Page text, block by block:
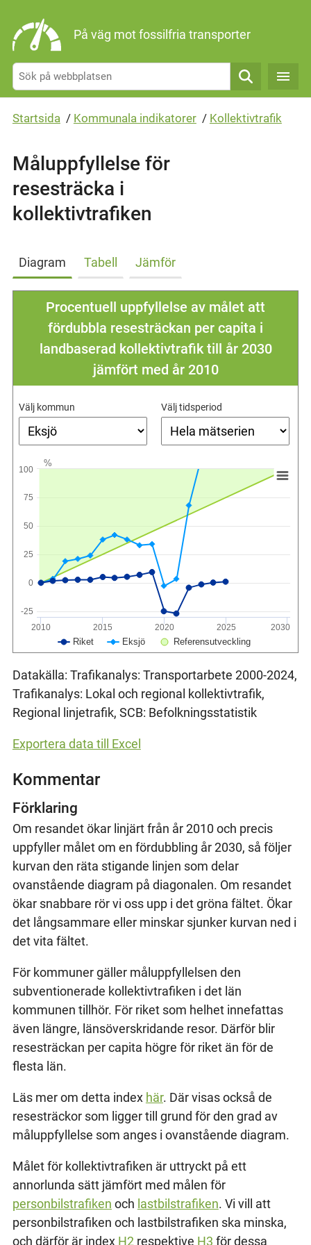
På väg mot fossilfria transporter
Sök
Startsida / Kommunala indikatorer / Kollektivtrafik
Måluppfyllelse för
resesträcka i
kollektivtrafiken
Diagram Tabell Jämför
Procentuell uppfyllelse av målet att
fördubbla resesträckan per capita i
landbaserad kollektivtrafik till år 2030
jämfört med år 2010
Välj kommun Välj tidsperiod
%
Riket Eksjö Referensutveckling
2010 2015 2020 2025 2030
-25
0
25
50
75
100
Datakälla: Trafikanalys: Transportarbete 2000-2024,
Trafikanalys: Lokal och regional kollektivtrafik,
Regional linjetrafik, SCB: Befolkningsstatistik
Exportera data till Excel
Kommentar
Förklaring
Om resandet ökar linjärt från år 2010 och precis
uppfyller målet om en fördubbling år 2030, så följer
kurvan den räta stigande linjen som delar
ovanstående diagram på diagonalen. Om resandet
ökar snabbare rör vi oss upp i det gröna fältet. Ökar
det långsammare eller minskar sjunker kurvan ned i
det vita fältet.
För kommuner gäller måluppfyllelsen den
subventionerade kollektivtrafiken i det län
kommunen tillhör. För riket som helhet innefattas
även längre, länsöverskridande resor. Därför blir
resesträckan per capita högre för riket än för de
flesta län.
Läs mer om detta index här. Där visas också de
resesträckor som ligger till grund för den grad av
måluppfyllelse som anges i ovanstående diagram.
Målet för kollektivtrafiken är uttryckt på ett
annorlunda sätt jämfört med målen för
personbilstrafiken och lastbilstrafiken. Vi vill att
personbilstrafiken och lastbilstrafiken ska minska,
och därför är index H2respektive H3 för dessa